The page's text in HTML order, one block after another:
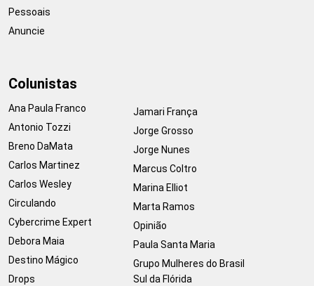
Pessoais
Anuncie
Colunistas
Ana Paula Franco
Antonio Tozzi
Breno DaMata
Carlos Martinez
Carlos Wesley
Circulando
Cybercrime Expert
Debora Maia
Destino Mágico
Drops
Jamari França
Jorge Grosso
Jorge Nunes
Marcus Coltro
Marina Elliot
Marta Ramos
Opinião
Paula Santa Maria
Grupo Mulheres do Brasil
Sul da Flórida